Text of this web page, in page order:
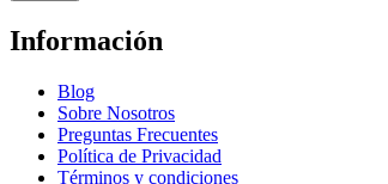
Información
Blog
Sobre Nosotros
Preguntas Frecuentes
Política de Privacidad
Términos y condiciones